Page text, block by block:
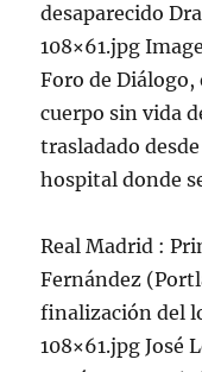
desaparecido
108×61.jpg
Foro de Diálogo,
cuerpo sin vida
trasladado
hospital donde
Real Madrid :
Fernández
finalización del
108×61.jpg José